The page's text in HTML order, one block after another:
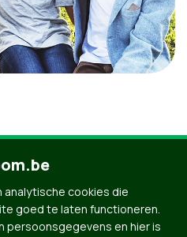
cookies die
goed te laten functioneren.
persoonsgegevens en hier is